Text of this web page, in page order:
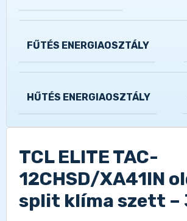
FŰTÉS ENERGIAOSZTÁLY
HŰTÉS ENERGIAOSZTÁLY
TCL ELITE TAC-
12CHSD/XA41IN
split klíma szett –